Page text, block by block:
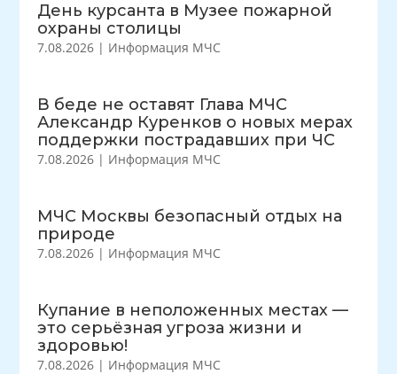
День курсанта в Музее пожарной
охраны столицы
7.08.2026 | Информация МЧС
В беде не оставят Глава МЧС
Александр Куренков о новых мерах
поддержки пострадавших при ЧС
7.08.2026 | Информация МЧС
МЧС Москвы безопасный отдых на
природе
7.08.2026 | Информация МЧС
Купание в неположенных местах —
это серьёзная угроза жизни и
здоровью!
7.08.2026 | Информация МЧС